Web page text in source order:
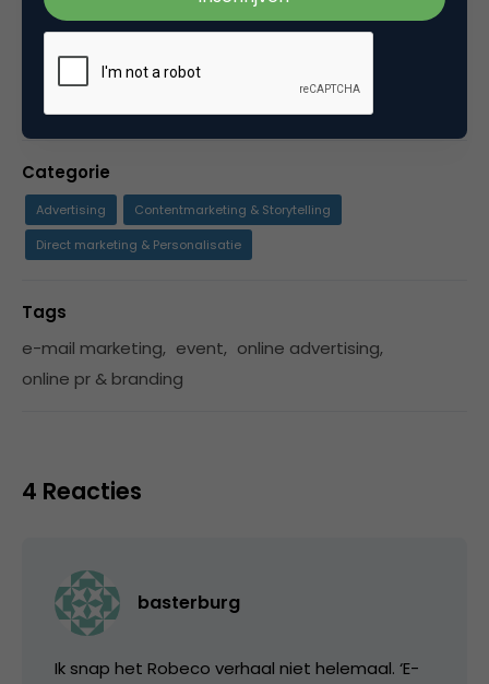
initiatiefnemer van het Platform Creatieve Media
binnen VNO-NCW.
Categorie
Advertising
Contentmarketing & Storytelling
Direct marketing & Personalisatie
Tags
e-mail marketing, event, online advertising,
online pr & branding
4 Reacties
basterburg
Ik snap het Robeco verhaal niet helemaal. ‘E-